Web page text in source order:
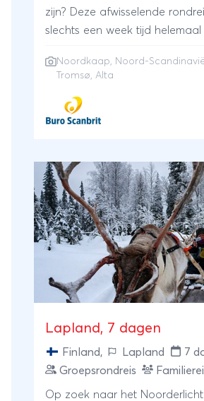
zijn? Deze afwisselende
slechts een week tijd
ongerepte natuur van Noord-
zomermaanden oneindig zijn,
de poolcirkel gaat de zon niet
land van de Sami, en
ongetwijfeld veel rendieren
mag een bezoek aan de
Tromsø en Alta niet ontbreken
Kortom, een echte bucketlist
Noordkaap, Noord-
Tromsø, Alta
Lapland, 7 dagen
Finland, Lapland
7
Groepsrondreis
Op zoek naar het Noorderlicht Altijd lichtjes